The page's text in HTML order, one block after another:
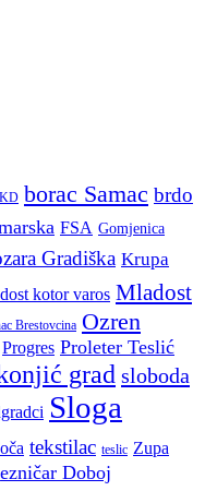
borac Samac brdo
FSA Gomjenica
Gradiška Krupa
kotor varos Mladost
Brestovcina Ozren
Progres Proleter Teslić
grad sloboda
Sloga
tekstilac teslic Zupa
Doboj